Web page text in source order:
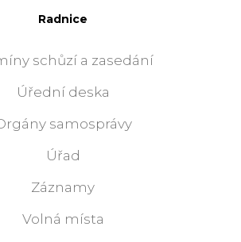
Radnice
schůzí a zasedání
Úřední deska
samosprávy
Úřad
Záznamy
Volná místa